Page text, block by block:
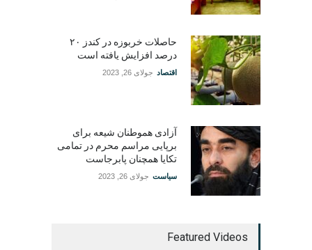
حاصلات خربوزه در کندز ۲۰
درصد افزایش یافته است
اقتصاد جولای 26, 2023
آزادی هموطنان شیعه برای
برپایی مراسم محرم در تمامی
تکایا همچنان پابرجاست
سیاست جولای 26, 2023
Featured Videos